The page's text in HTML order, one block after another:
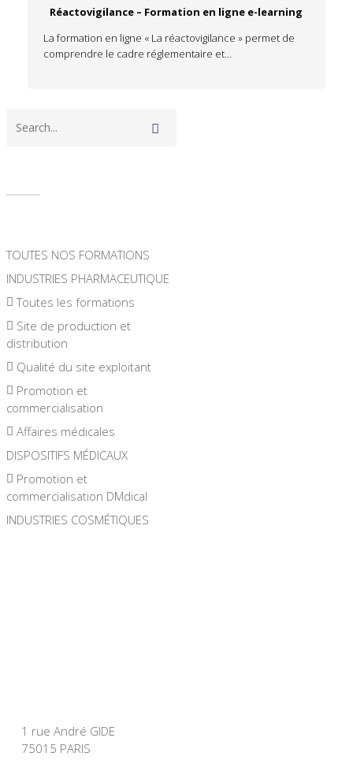
Réactovigilance – Formation en ligne e-learning
La formation en ligne « La réactovigilance » permet de
comprendre le cadre réglementaire et…
TOUTES NOS FORMATIONS
INDUSTRIES PHARMACEUTIQUE
Toutes les formations
Site de production et
distribution
Qualité du site exploitant
Promotion et
commercialisation
Affaires médicales
DISPOSITIFS MÉDICAUX
Promotion et
commercialisation DMdical
INDUSTRIES COSMÉTIQUES
1 rue André GIDE
75015 PARIS